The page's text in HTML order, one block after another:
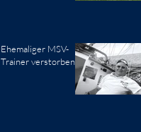
Ehemaliger MSV-
Trainer verstorben